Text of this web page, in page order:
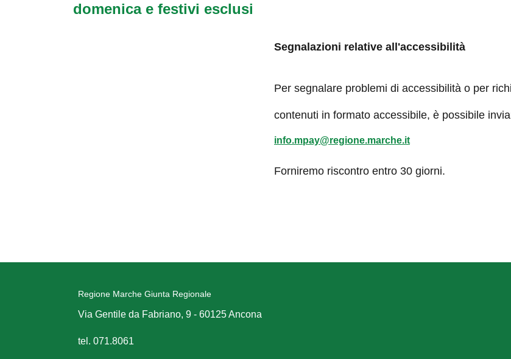
domenica e festivi esclusi
Segnalazioni relative all'accessibilità
Per segnalare problemi di accessibilità o per
contenuti in formato accessibile, è possibile
info.mpay@regione.marche.it
Forniremo riscontro entro 30 giorni.
Regione Marche Giunta Regionale
Via Gentile da Fabriano, 9 - 60125 Ancona
tel. 071.8061